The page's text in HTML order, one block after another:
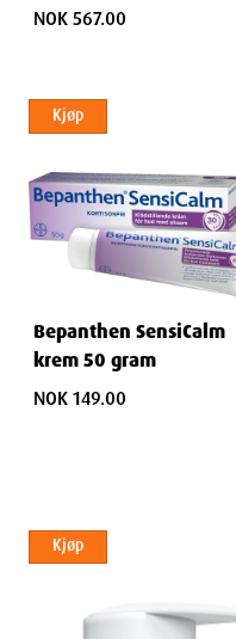
NOK 567.00
Kjøp
Bepanthen SensiCalm
krem 50 gram
NOK 149.00
Kjøp